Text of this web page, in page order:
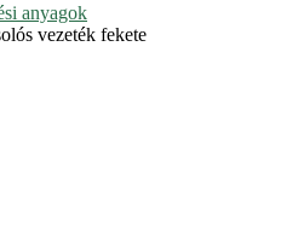
anyagok
vezeték fekete